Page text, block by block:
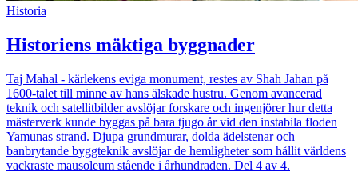
Historia
Historiens mäktiga byggnader
Taj Mahal - kärlekens eviga monument, restes av Shah Jahan på
1600-talet till minne av hans älskade hustru. Genom avancerad
teknik och satellitbilder avslöjar forskare och ingenjörer hur detta
mästerverk kunde byggas på bara tjugo år vid den instabila floden
Yamunas strand. Djupa grundmurar, dolda ädelstenar och
banbrytande byggteknik avslöjar de hemligheter som hållit världens
vackraste mausoleum stående i århundraden. Del 4 av 4.